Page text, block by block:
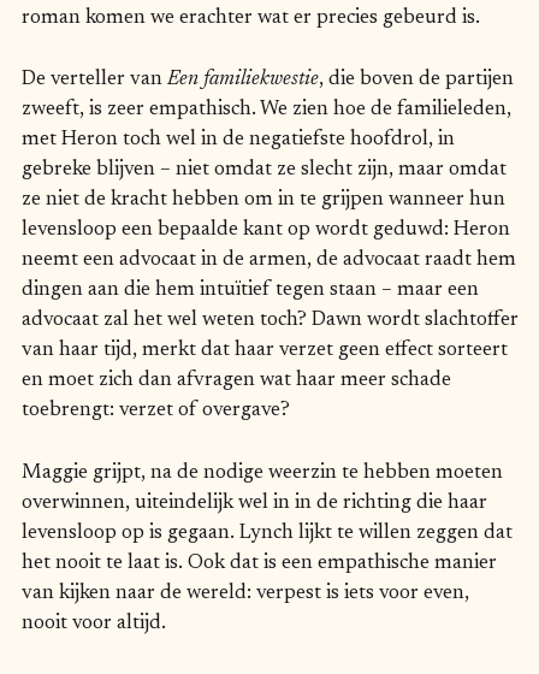
roman komen we erachter wat er precies gebeurd is.
De verteller vanEen familiekwestie, die boven de partijen
zweeft, is zeer empathisch. We zien hoe de familieleden,
met Heron toch wel in de negatiefste hoofdrol, in
gebreke blijven – niet omdat ze slecht zijn, maar omdat
ze niet de kracht hebben om in te grijpen wanneer hun
levensloop een bepaalde kant op wordt geduwd: Heron
neemt een advocaat in de armen, de advocaat raadt hem
dingen aan die hem intuïtief tegen staan – maar een
advocaat zal het wel weten toch? Dawn wordt slachtoffer
van haar tijd, merkt dat haar verzet geen effect sorteert
en moet zich dan afvragen wat haar meer schade
toebrengt: verzet of overgave?
Maggie grijpt, na de nodige weerzin te hebben moeten
overwinnen, uiteindelijk wel in in de richting die haar
levensloop op is gegaan. Lynch lijkt te willen zeggen dat
het nooit te laat is. Ook dat is een empathische manier
van kijken naar de wereld: verpest is iets voor even,
nooit voor altijd.